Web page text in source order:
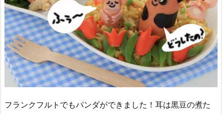
フランクフルトでもパンダができました！耳は黒豆の煮た